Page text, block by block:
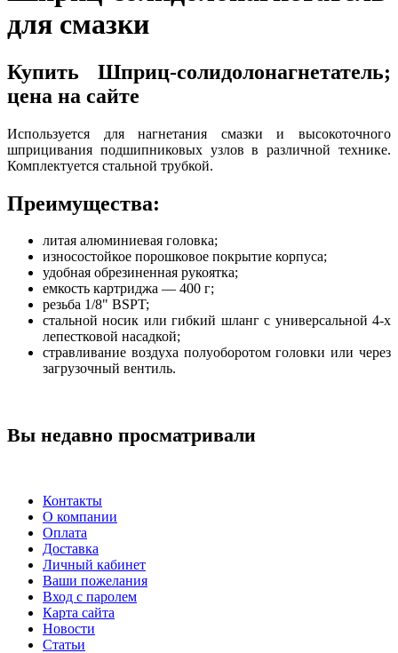
для смазки
Купить Шприц-солидолонагнетатель;
цена на сайте
Используется для нагнетания смазки и высокоточного
шприцивания подшипниковых узлов в различной технике.
Комплектуется стальной трубкой.
Преимущества:
литая алюминиевая головка;
износостойкое порошковое покрытие корпуса;
удобная обрезиненная рукоятка;
емкость картриджа — 400 г;
резьба 1/8" BSPT;
стальной носик или гибкий шланг с универсальной 4-х
лепестковой насадкой;
стравливание воздуха полуоборотом головки или через
загрузочный вентиль.
Вы недавно просматривали
Контакты
О компании
Оплата
Доставка
Личный кабинет
Ваши пожелания
Вход с паролем
Карта сайта
Новости
Статьи